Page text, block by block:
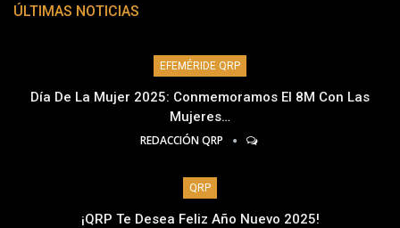
ÚLTIMAS NOTICIAS
EFEMÉRIDE QRP
Día De La Mujer 2025: Conmemoramos El 8M Con Las
Mujeres…
REDACCIÓN QRP
QRP
¡QRP Te Desea Feliz Año Nuevo 2025!